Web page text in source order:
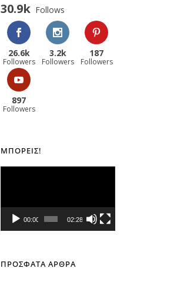
30.9k Follows
26.6k
Followers
3.2k
Followers
187
Followers
897
Followers
ΜΠΟΡΕΊΣ!
Βίντεο
00:00 02:28
ΠΡΟΣΦΑΤΑ ΑΡΘΡΑ